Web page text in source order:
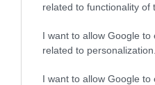
related to functionality of
I want to allow Google to
related to personalization.
I want to allow Google to